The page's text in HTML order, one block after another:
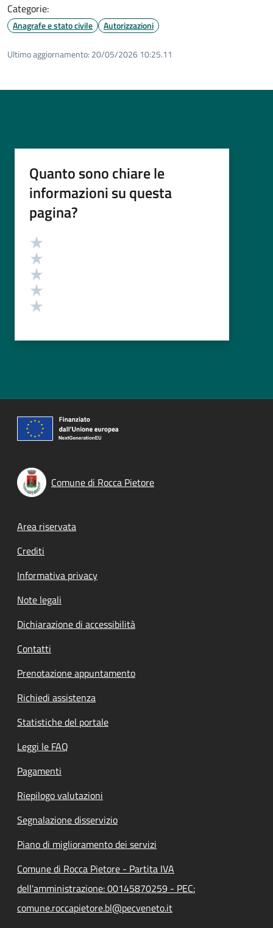
Categorie:
Anagrafe e stato civile Autorizzazioni
Ultimo aggiornamento: 20/05/2026 10:25.11
Quanto sono chiare le
informazioni su questa
pagina?
Valutazione
Comune di Rocca Pietore
Footer menu
Area riservata
Crediti
Informativa privacy
Note legali
Dichiarazione di accessibilità
Contatti
Prenotazione appuntamento
Richiedi assistenza
Statistiche del portale
Leggi le FAQ
Pagamenti
Riepilogo valutazioni
Segnalazione disservizio
Piano di miglioramento dei servizi
Comune di Rocca Pietore - Partita IVA
dell'amministrazione: 00145870259 - PEC:
comune.roccapietore.bl@pecveneto.it